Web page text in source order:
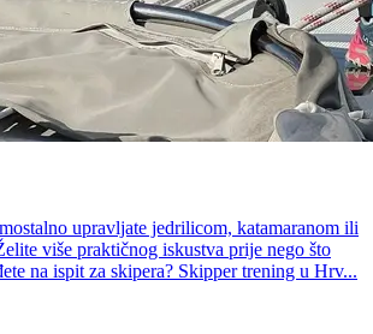
upravljate jedrilicom, katamaranom ili
više praktičnog iskustva prije nego što
na ispit za skipera? Skipper trening u Hrv...